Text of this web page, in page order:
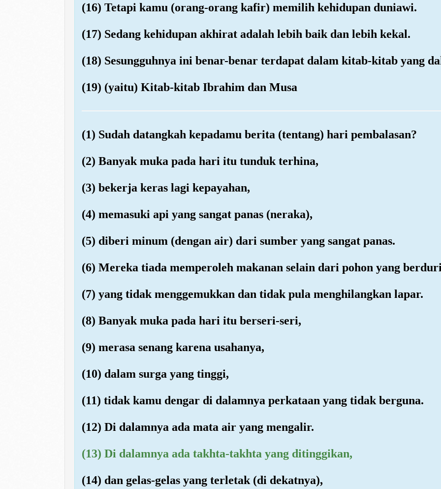
(16) Tetapi kamu (orang-orang kafir) memilih kehidupan duniawi.
(17) Sedang kehidupan akhirat adalah lebih baik dan lebih kekal.
(18) Sesungguhnya ini benar-benar terdapat dalam kitab-kitab yang
(19) (yaitu) Kitab-kitab Ibrahim dan Musa
(1) Sudah datangkah kepadamu berita (tentang) hari pembalasan?
(2) Banyak muka pada hari itu tunduk terhina,
(3) bekerja keras lagi kepayahan,
(4) memasuki api yang sangat panas (neraka),
(5) diberi minum (dengan air) dari sumber yang sangat panas.
(6) Mereka tiada memperoleh makanan selain dari pohon yang
(7) yang tidak menggemukkan dan tidak pula menghilangkan lapar.
(8) Banyak muka pada hari itu berseri-seri,
(9) merasa senang karena usahanya,
(10) dalam surga yang tinggi,
(11) tidak kamu dengar di dalamnya perkataan yang tidak berguna.
(12) Di dalamnya ada mata air yang mengalir.
(13) Di dalamnya ada takhta-takhta yang ditinggikan,
(14) dan gelas-gelas yang terletak (di dekatnya),